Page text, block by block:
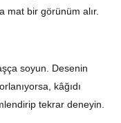
mat bir görünüm alır.
soyun. Desenin
kâğıdı
tekrar deneyin.